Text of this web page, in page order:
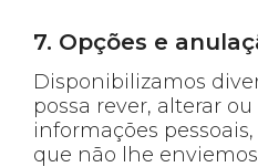
7. Opções e
Disponibilizamos
possa rever, alterar
informações
que não lhe